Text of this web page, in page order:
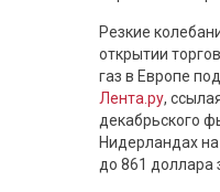
Резкие
открытии
газ в Европе
Лента.ру,
декабрьского
Нидерландах
до 861 доллара